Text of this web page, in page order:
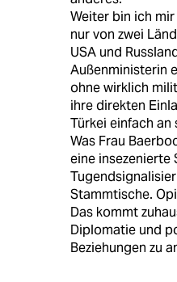
Weiter bin ich
nur von zwei
USA und
Außenministerin
ohne wirklich
ihre direkten
Türkei einfach
Was Frau
eine insezenierte
Stammtische.
Das kommt
Diplomatie und
Beziehungen zu